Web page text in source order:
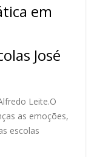
em
José
Leite.O
as emoções,
escolas